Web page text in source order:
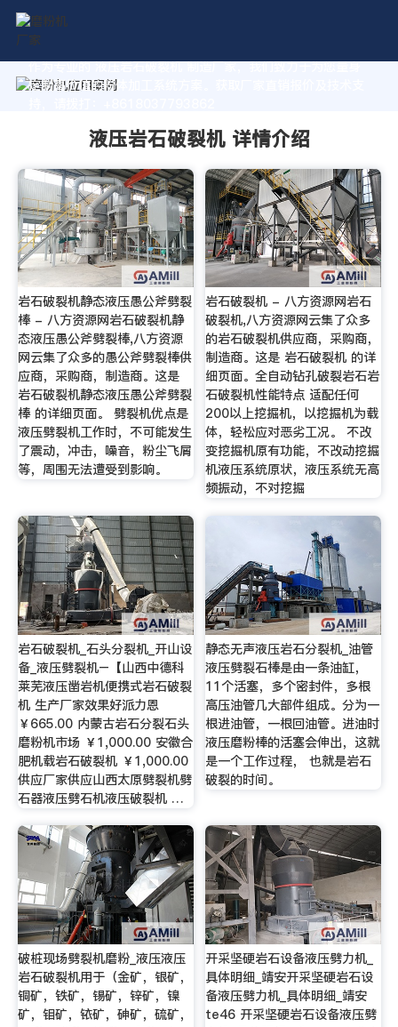
作为专业的 液压岩石破裂机 制造厂家，我们致力于为您量身
定制高价值的粉体加工系统方案。获取厂家直销报价及技术支
液压岩石破裂机 详情介绍
岩石破裂机静态液压愚公斧劈裂
棒 - 八方资源网岩石破裂机静
态液压愚公斧劈裂棒,八方资源
网云集了众多的愚公斧劈裂棒供
应商，采购商，制造商。这是
岩石破裂机静态液压愚公斧劈裂
棒 的详细页面。 劈裂机优点是
液压劈裂机工作时，不可能发生
了震动，冲击，噪音，粉尘飞屑
等，周围无法遭受到影响。
岩石破裂机 - 八方资源网岩石
破裂机,八方资源网云集了众多
的岩石破裂机供应商，采购商，
制造商。这是 岩石破裂机 的详
细页面。全自动钻孔破裂岩石岩
石破裂机性能特点 适配任何
200以上挖掘机，以挖掘机为载
体，轻松应对恶劣工况。 不改
变挖掘机原有功能，不改动挖掘
机液压系统原状，液压系统无高
频振动，不对挖掘
岩石破裂机_石头分裂机_开山设
备_液压劈裂机–【山西中德科
莱芜液压凿岩机便携式岩石破裂
机 生产厂家效果好派力恩
￥665.00 内蒙古岩石分裂石头
磨粉机市场 ￥1,000.00 安徽合
肥机载岩石破裂机 ￥1,000.00
供应厂家供应山西太原劈裂机劈
石器液压劈石机液压破裂机 …
静态无声液压岩石分裂机_油管
液压劈裂石棒是由一条油缸，
11个活塞，多个密封件，多根
高压油管几大部件组成。分为一
根进油管，一根回油管。进油时
液压磨粉棒的活塞会伸出，这就
是一个工作过程， 也就是岩石
破裂的时间。
破桩现场劈裂机磨粉_液压液压
岩石破裂机用于（金矿，银矿，
铜矿，铁矿，锡矿，锌矿，镍
矿，钼矿，铱矿，砷矿，硫矿，
开采坚硬岩石设备液压劈力机_
具体明细_靖安开采坚硬岩石设
备液压劈力机_具体明细_靖安
te46 开采坚硬岩石设备液压劈